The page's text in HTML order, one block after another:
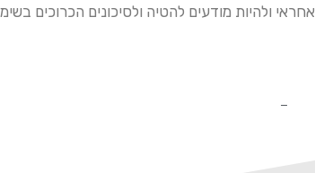
אחראי ולהיות מודעים להטיה ולסיכונים הכרוכים
Tags: